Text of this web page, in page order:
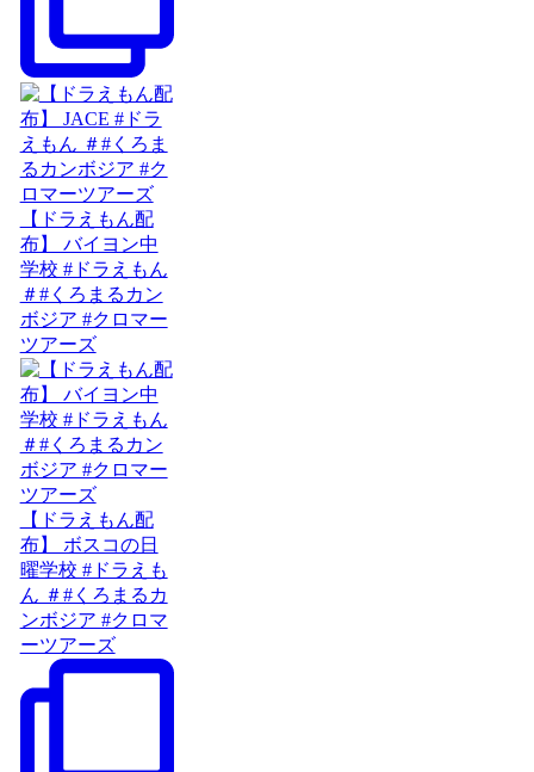
【ドラえもん配
布】 バイヨン中
学校 #ドラえもん
＃#くろまるカン
ボジア #クロマー
ツアーズ
【ドラえもん配
布】 ボスコの日
曜学校 #ドラえも
ん ＃#くろまるカ
ンボジア #クロマ
ーツアーズ